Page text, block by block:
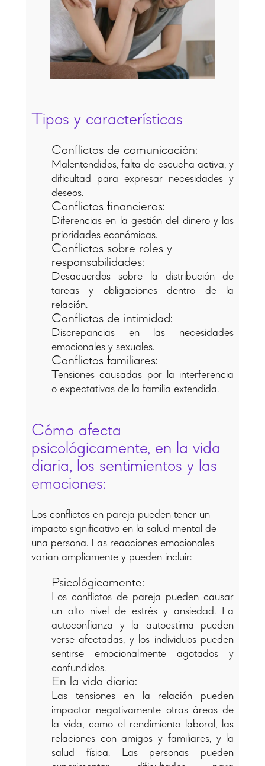
Tipos y características
Conflictos de comunicación:
Malentendidos, falta de escucha activa, y
dificultad para expresar necesidades y
deseos.
Conflictos financieros:
Diferencias en la gestión del dinero y las
prioridades económicas.
Conflictos sobre roles y
responsabilidades:
Desacuerdos sobre la distribución de
tareas y obligaciones dentro de la
relación.
Conflictos de intimidad:
Discrepancias en las necesidades
emocionales y sexuales.
Conflictos familiares:
Tensiones causadas por la interferencia
o expectativas de la familia extendida.
Cómo afecta
psicológicamente, en la vida
diaria, los sentimientos y las
emociones:
Los conflictos en pareja pueden tener un
impacto significativo en la salud mental de
una persona. Las reacciones emocionales
varían ampliamente y pueden incluir:
Psicológicamente:
Los conflictos de pareja pueden causar
un alto nivel de estrés y ansiedad. La
autoconfianza y la autoestima pueden
verse afectadas, y los individuos pueden
sentirse emocionalmente agotados y
confundidos.
En la vida diaria:
Las tensiones en la relación pueden
impactar negativamente otras áreas de
la vida, como el rendimiento laboral, las
relaciones con amigos y familiares, y la
salud física. Las personas pueden